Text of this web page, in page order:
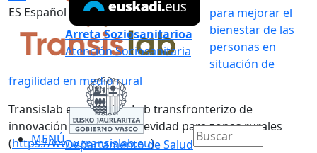
ES Español
MENÚ
Arreta Soziosanitarioa
Atención Sociosanitaria
Departamento de Salud
para mejorar el
bienestar de las
personas en
situación de
fragilidad en medio rural
Transislab es un Living Lab transfronterizo de
innovación social en longevidad para zonas rurales
(https://www.transislab.eu).